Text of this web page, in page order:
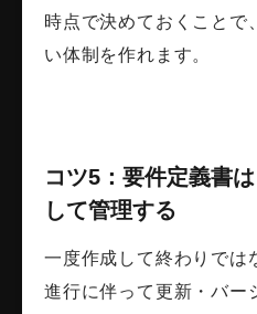
時点で決めておくことで
い体制を作れます。
コツ5：要件定義書
して管理する
一度作成して終わりでは
進行に伴って更新・バー